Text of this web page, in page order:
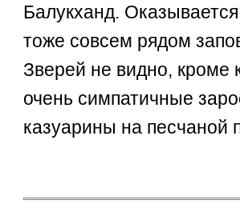
Балукханд.
тоже совсем рядом
Зверей не видно, кроме
очень симпатичные
казуарины на песчаной